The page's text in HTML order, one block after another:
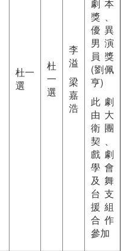
杜一
選
杜
一
選
李
溢
梁
嘉
浩
劇本
獎、
優異
男演
員獎
(劉佩
亨)
此劇
由大
衛團
契、
戲劇
學會
及舞
台支
援組
合作
參加